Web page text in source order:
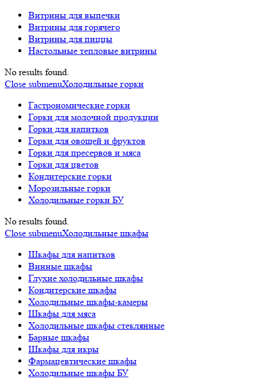
Витрины для выпечки
Витрины для горячего
Витрины для пиццы
Настольные тепловые витрины
No results found.
Close submenuХолодильные горки
Гастрономические горки
Горки для молочной продукции
Горки для напитков
Горки для овощей и фруктов
Горки для пресервов и мяса
Горки для цветов
Кондитерские горки
Морозильные горки
Холодильные горки БУ
No results found.
Close submenuХолодильные шкафы
Шкафы для напитков
Винные шкафы
Глухие холодильные шкафы
Кондитерские шкафы
Холодильные шкафы-камеры
Шкафы для мяса
Холодильные шкафы стеклянные
Барные шкафы
Шкафы для икры
Фармацевтические шкафы
Холодильные шкафы БУ